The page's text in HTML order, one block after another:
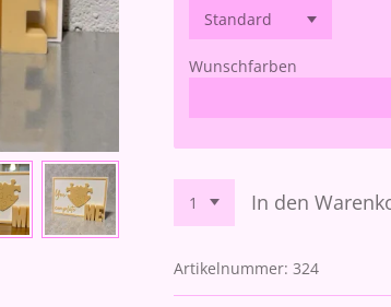
Wunschfarben
In den
Artikelnummer: 324